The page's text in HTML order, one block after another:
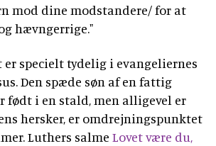
mod dine modstandere/ for at
hævngerrige."
er specielt tydelig i evangeliernes
Den spæde søn af en fattig
født i en stald, men alligevel er
hersker, er omdrejningspunktet
Luthers salme Lovet være du,